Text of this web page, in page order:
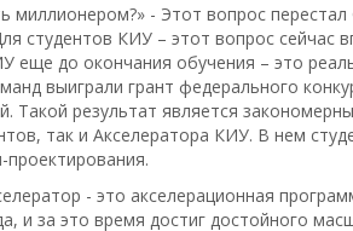
миллионером?» - Этот вопрос
студентов КИУ – этот вопрос сейчас
еще до окончания обучения – это
выиграли грант федерального
Такой результат является
так и Акселератора КИУ. В нем
проектирования.
- это акселерационная
и за это время достиг достойного